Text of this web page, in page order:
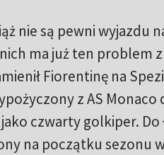
nie są pewni wyjazdu
ma już ten problem z
Fiorentinę na
z AS
czwarty golkiper.
na początku sezonu w